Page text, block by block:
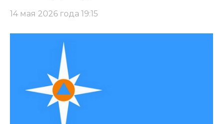
14 мая 2026 года 19:15